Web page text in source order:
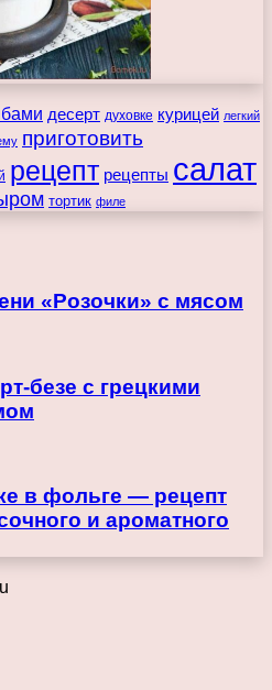
десерт духовке курицей легкий
приготовить
рецепт рецепты салат
тортик филе
«Розочки» с мясом
безе с грецкими
в фольге — рецепт
и ароматного